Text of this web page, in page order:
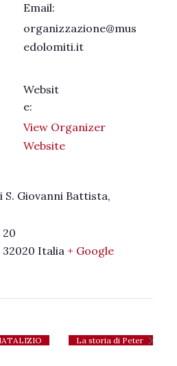
Giovanni Battista,
20
32020 Italia + Google
Email:
organizzazione@mus
edolomiti.it
Websit
e:
View Organizer
Website
La storia di Peter